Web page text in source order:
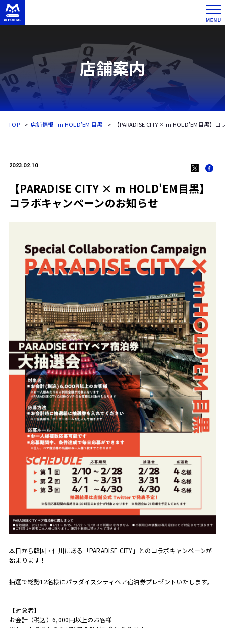
店舗案内
TOP 店舗情報 - m HOLD'EM 目黒 【PARADISE CITY × m HOLD'EM目黒】
2023.02.10
【PARADISE CITY × m HOLD'EM目黒】
コラボキャンペーンのお知らせ
本日から韓国・仁川にある「PARADISE CITY」とのコラボキャンペーンが
始まります！
抽選で総勢12名様にパラダイスシティペア宿泊券プレゼントいたします。
【対象者】
お会計（税込）6,000円以上のお客様